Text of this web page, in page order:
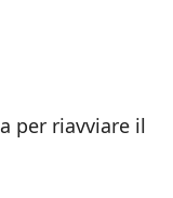
per riavviare il